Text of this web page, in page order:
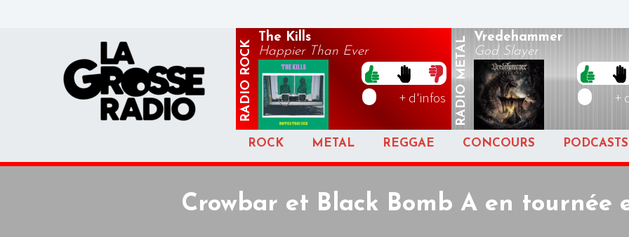
RADIO
ROCK
The Kills
Happier Than Ever
+ d'infos RADIO
METAL Vredehammer
God Slayer
+
ROCK METAL REGGAE CONCOURS PODCASTS
Crowbar et Black Bomb A en tournée